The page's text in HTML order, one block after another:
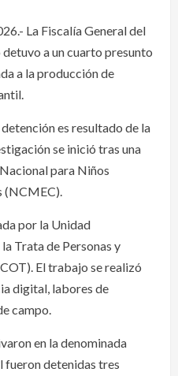
La Fiscalía General del
a un cuarto presunto
a la producción de
es resultado de la
se inició tras una
para Niños
(NCMEC).
por la Unidad
Trata de Personas y
El trabajo se realizó
digital, labores de
campo.
en la denominada
fueron detenidas tres